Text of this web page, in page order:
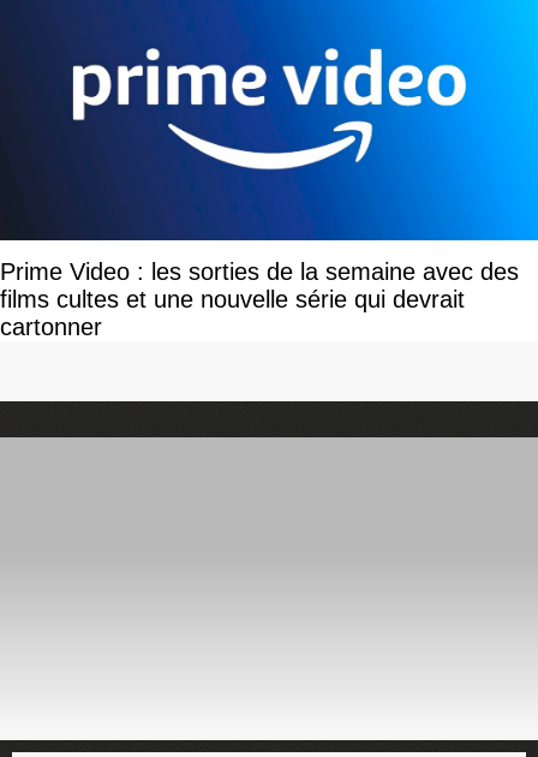
Prime Video : les sorties de la semaine avec des
films cultes et une nouvelle série qui devrait
cartonner